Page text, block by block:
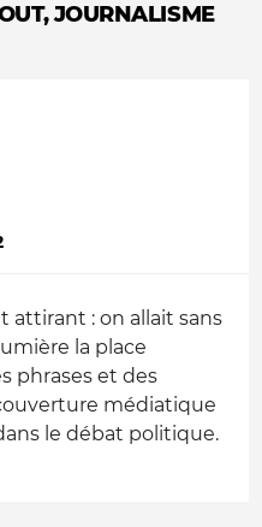
JOURNALISME
attirant : on allait sans
la place
phrases et des
médiatique
le débat politique.